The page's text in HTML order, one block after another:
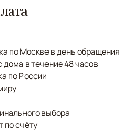
по Москве в день обращения
в течение 48 часов
по России
выбора
по счёту